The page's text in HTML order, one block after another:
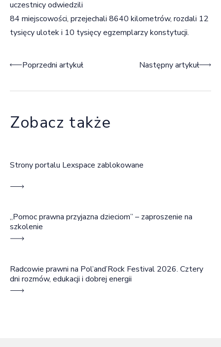
uczestnicy odwiedzili
84 miejscowości, przejechali 8640 kilometrów, rozdali 12
tysięcy ulotek i 10 tysięcy egzemplarzy konstytucji.
Nawigacja wpisu
Poprzedni artykuł Następny artykuł
Zobacz także
Strony portalu Lexspace zablokowane
„Pomoc prawna przyjazna dzieciom” – zaproszenie na
szkolenie
Radcowie prawni na Pol’and’Rock Festival 2026. Cztery
dni rozmów, edukacji i dobrej energii